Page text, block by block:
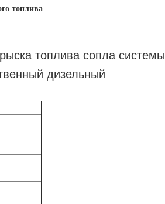
топлива
топлива сопла системы
дизельный